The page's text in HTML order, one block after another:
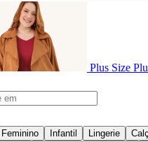
Plus Size
Feminino Infantil Lingerie